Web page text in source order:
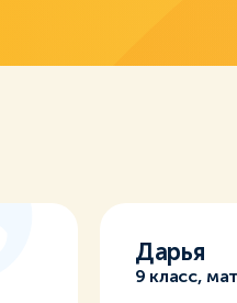
Дарья
9 класс,